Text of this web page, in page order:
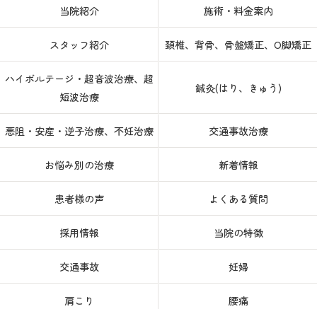
当院紹介 施術・料金案内
スタッフ紹介 頚椎、背骨、骨盤矯正、O脚矯正
ハイボルテージ・超音波治療、超
短波治療
鍼灸(はり、きゅう)
悪阻・安産・逆子治療、不妊治療 交通事故治療
お悩み別の治療 新着情報
患者様の声 よくある質問
採用情報 当院の特徴
交通事故 妊婦
肩こり 腰痛